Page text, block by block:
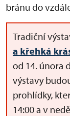
bránu do
Tradiční
a křehká
od 14. února
výstavy
prohlídky,
14:00 a v